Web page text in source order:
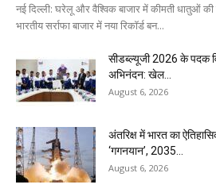
नई दिल्ली: घरेलू और वैश्विक बाजार में कीमती धातुओं
भारतीय सर्राफा बाजार में नया रिकॉर्ड बन...
सीडब्ल्यूजी 2026 के पदक
अभिनंदन: खेल...
August 6, 2026
अंतरिक्ष में भारत का
‘गगनयान’, 2035...
August 6, 2026